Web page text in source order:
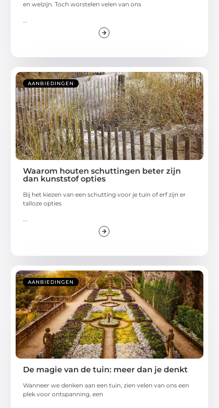
en welzijn. Toch worstelen velen van ons
AANBIEDINGEN
Waarom houten schuttingen beter zijn
dan kunststof opties
Bij het kiezen van een schutting voor je tuin of erf zijn er
talloze opties
...
AANBIEDINGEN
De magie van de tuin: meer dan je denkt
Wanneer we denken aan een tuin, zien velen van ons een
plek voor ontspanning, een